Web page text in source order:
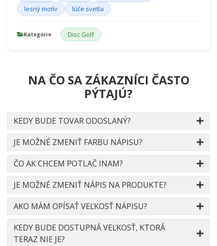
lesný motív
lúče svetla
Kategórie Disc Golf
NA ČO SA ZÁKAZNÍCI ČASTO
PÝTAJÚ?
KEDY BUDE TOVAR ODOSLANÝ?
JE MOŽNÉ ZMENIŤ FARBU NÁPISU?
ČO AK CHCEM POTLAČ INAM?
JE MOŽNÉ ZMENIŤ NÁPIS NA PRODUKTE?
AKO MÁM OPÍSAŤ VEĽKOSŤ NÁPISU?
KEDY BUDE DOSTUPNÁ VEĽKOSŤ, KTORÁ
TERAZ NIE JE?